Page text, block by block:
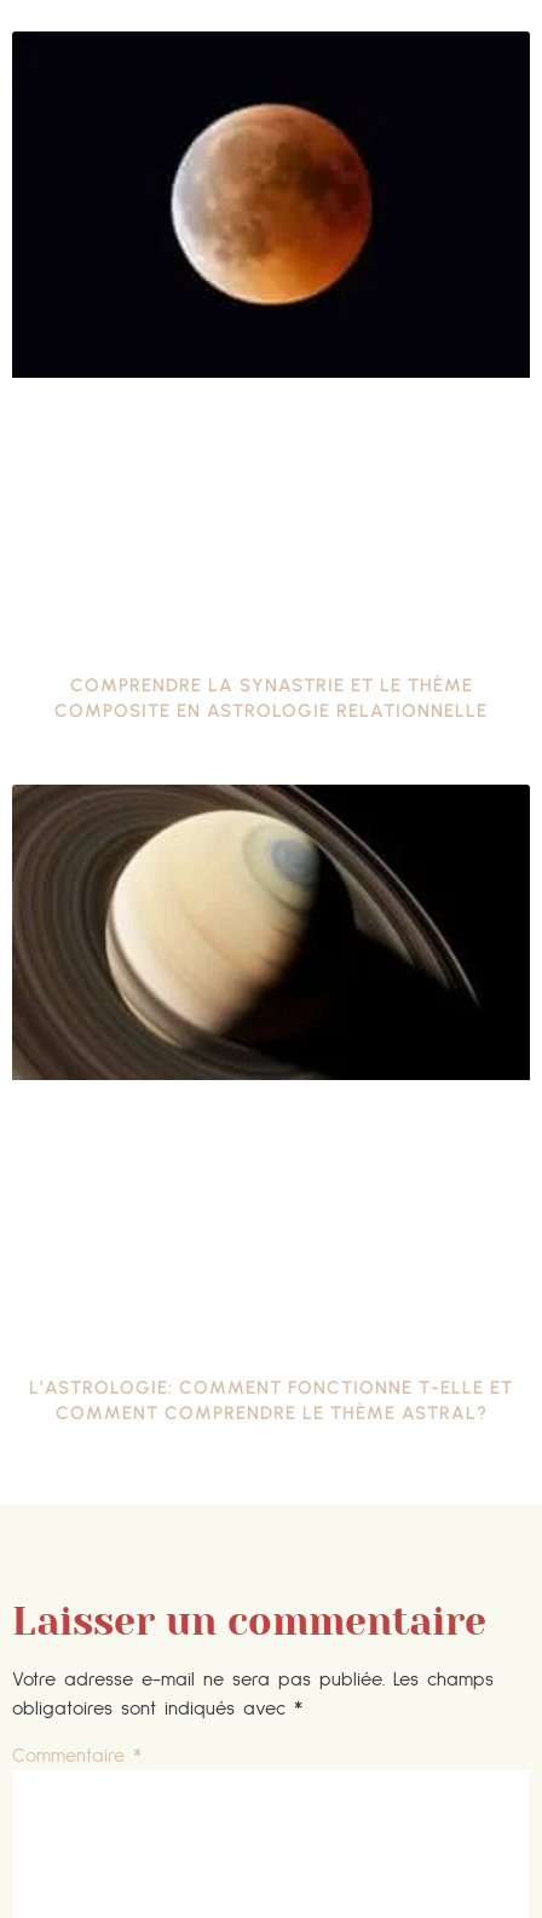
COMPRENDRE LA SYNASTRIE ET LE THÈME
COMPOSITE EN ASTROLOGIE RELATIONNELLE
L’ASTROLOGIE: COMMENT FONCTIONNE T-ELLE ET
COMMENT COMPRENDRE LE THÈME ASTRAL?
Laisser un commentaire
Votre adresse e-mail ne sera pas publiée.
Les champs
obligatoires sont indiqués avec *
Commentaire *